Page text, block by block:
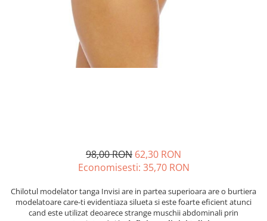
98,00 RON 62,30 RON
Economisesti: 35,70 RON
Chilotul modelator tanga Invisi are in partea superioara are o burtiera
modelatoare care-ti evidentiaza silueta si este foarte eficient atunci
cand este utilizat deoarece strange muschii abdominali prin